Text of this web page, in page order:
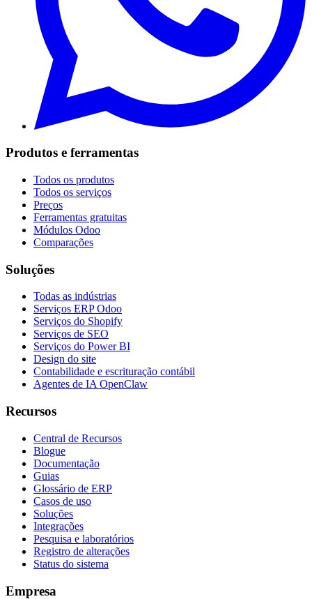
Produtos e ferramentas
Todos os produtos
Todos os serviços
Preços
Ferramentas gratuitas
Módulos Odoo
Comparações
Soluções
Todas as indústrias
Serviços ERP Odoo
Serviços do Shopify
Serviços de SEO
Serviços do Power BI
Design do site
Contabilidade e escrituração contábil
Agentes de IA OpenClaw
Recursos
Central de Recursos
Blogue
Documentação
Guias
Glossário de ERP
Casos de uso
Soluções
Integrações
Pesquisa e laboratórios
Registro de alterações
Status do sistema
Empresa